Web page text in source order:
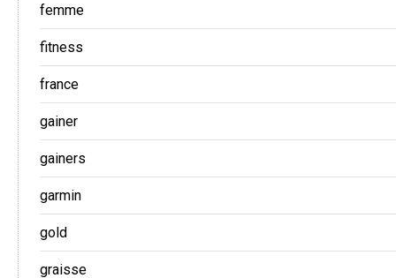
femme
fitness
france
gainer
gainers
garmin
gold
graisse